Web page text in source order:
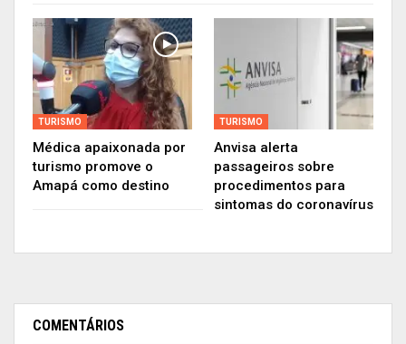
continuar no voo
Representação do Amapá em Brasília, Sueli
Colares, estava no voo da Latam que viria a
TURISMO
Médica apaixonada por
turismo promove o
Amapá como destino
TURISMO
Anvisa alerta
passageiros sobre
procedimentos para
sintomas do coronavírus
COMENTÁRIOS